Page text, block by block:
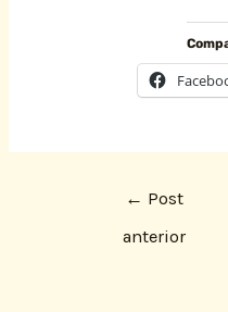
← Post
anterior